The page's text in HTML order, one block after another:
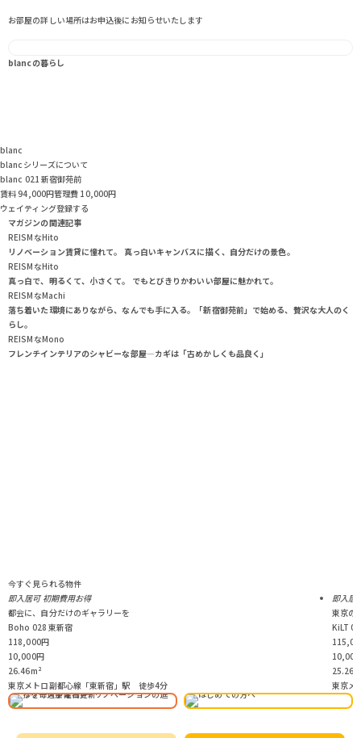
お部屋の詳しい場所はお申込後にお知らせいたします
blancの暮らし
blanc
blancシリーズについて
blanc 021 新宿御苑前
賃料 94,000円管理費 10,000円
ウェイティング登録する
マガジンの関連記事
REISMなHito
リノベーション賃貸に憧れて。 真っ白いキャンバスに描く、自分だけの景色。
REISMなHito
真っ白で、明るくて、小さくて。 でもとびきりかわいい部屋に魅かれて。
REISMなMachi
落ち着いた環境にありながら、なんでも手に入る。「新宿御苑前」で始める、贅沢な大人のく
らし。
REISMなMono
フレンチインテリアのシャビーな部屋―カギは「古めかしくも品良く」
今すぐ見られる物件
即入居可 初期費用お得
都会に、自分だけのギャラリーを
Boho 028 東新宿
118,000円
10,000円
26.46m²
東京メトロ副都心線「東新宿」駅 徒歩4分
即入居
東京の
KiLT
10,000
25.26
東京メ